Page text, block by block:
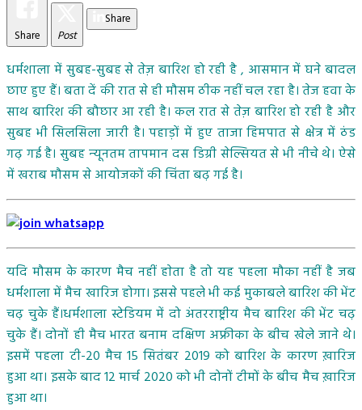
Share Post
Share
धर्मशाला में सुबह-सुबह से तेज़ बारिश हो रही है , आसमान में घने बादल
छाए हुए हैं। बता दें की रात से ही मौसम ठीक नहीं चल रहा है। तेज हवा के
साथ बारिश की बौछार आ रही है। कल रात से तेज़ बारिश हो रही है और
सुबह भी सिलसिला जारी है। पहाड़ों में हुए ताजा हिमपात से क्षेत्र में ठंड
गढ़ गई है। सुबह न्‍यूनतम तापमान दस डिग्री सेल्सियत से भी नीचे थे। ऐसे
में खराब मौसम से आयोजकों की चिंता बढ़ गई है।
यदि मौसम के कारण मैच नहीं हाेता है तो यह पहला मौका नहीं है जब
धर्मशाला में मैच खारिज होगा। इससे पहले भी कई मुकाबले बारिश की भेंट
चढ़ चुके हैं।धर्मशाला स्टेडियम में दो अंतरराष्ट्रीय मैच बारिश की भेंट चढ़
चुके हैं। दोनों ही मैच भारत बनाम दक्षिण अफ्रीका के बीच खेले जाने थे।
इसमें पहला टी-20 मैच 15 सितंबर 2019 को बारिश के कारण ख़ारिज
हुआ था। इसके बाद 12 मार्च 2020 को भी दोनों टीमों के बीच मैच ख़ारिज
हुआ था।